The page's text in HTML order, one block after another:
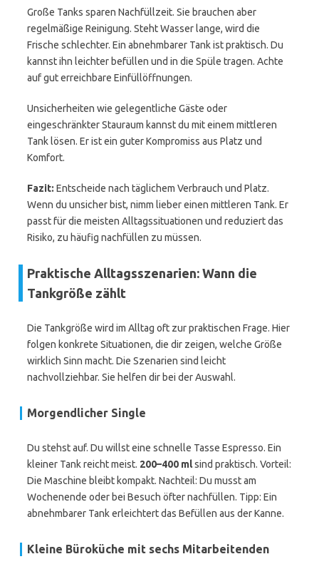
Große Tanks sparen Nachfüllzeit. Sie brauchen aber
regelmäßige Reinigung. Steht Wasser lange, wird die
Frische schlechter. Ein abnehmbarer Tank ist praktisch. Du
kannst ihn leichter befüllen und in die Spüle tragen. Achte
auf gut erreichbare Einfüllöffnungen.
Unsicherheiten wie gelegentliche Gäste oder
eingeschränkter Stauraum kannst du mit einem mittleren
Tank lösen. Er ist ein guter Kompromiss aus Platz und
Komfort.
Fazit: Entscheide nach täglichem Verbrauch und Platz.
Wenn du unsicher bist, nimm lieber einen mittleren Tank. Er
passt für die meisten Alltagssituationen und reduziert das
Risiko, zu häufig nachfüllen zu müssen.
Praktische Alltagsszenarien: Wann die
Tankgröße zählt
Die Tankgröße wird im Alltag oft zur praktischen Frage. Hier
folgen konkrete Situationen, die dir zeigen, welche Größe
wirklich Sinn macht. Die Szenarien sind leicht
nachvollziehbar. Sie helfen dir bei der Auswahl.
Morgendlicher Single
Du stehst auf. Du willst eine schnelle Tasse Espresso. Ein
kleiner Tank reicht meist. 200–400 mlsind praktisch. Vorteil:
Die Maschine bleibt kompakt. Nachteil: Du musst am
Wochenende oder bei Besuch öfter nachfüllen. Tipp: Ein
abnehmbarer Tank erleichtert das Befüllen aus der Kanne.
Kleine Büroküche mit sechs Mitarbeitenden